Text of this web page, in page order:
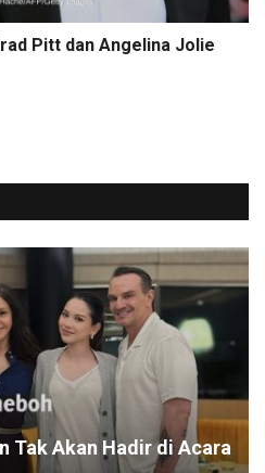
Pitt dan Angelina Jolie
Tak Akan Hadir di Acara